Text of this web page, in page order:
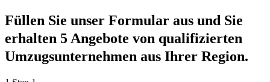
Füllen Sie unser Formular aus und Sie
erhalten 5 Angebote von qualifizierten
Umzugsunternehmen aus Ihrer Region.